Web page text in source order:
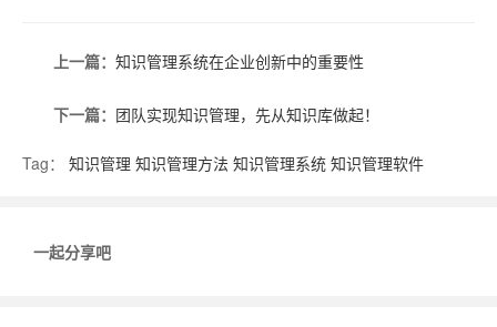
上一篇： 知识管理系统在企业创新中的重要性
下一篇： 团队实现知识管理，先从知识库做起！
Tag： 知识管理 知识管理方法 知识管理系统 知识管理软件
一起分享吧